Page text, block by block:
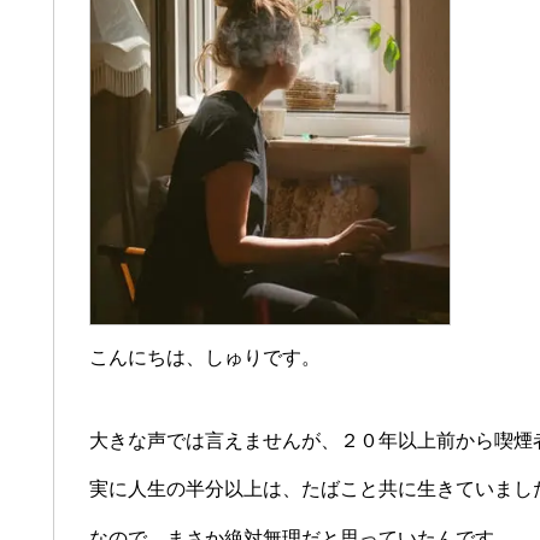
こんにちは、しゅりです。
大きな声では言えませんが、２０年以上前から喫煙
実に人生の半分以上は、たばこと共に生きていまし